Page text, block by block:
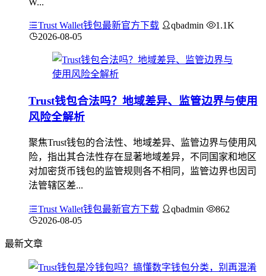
Trust Wallet钱包最新官方下载 qbadmin
1.1K
2026-08-05
Trust钱包合法吗？地域差异、监管边界与使用
风险全解析
聚焦Trust钱包的合法性、地域差异、监管边界与使用风
险，指出其合法性存在显著地域差异，不同国家和地区
对加密货币钱包的监管规则各不相同，监管边界也因司
法管辖区差...
Trust Wallet钱包最新官方下载 qbadmin
862
2026-08-05
最新文章